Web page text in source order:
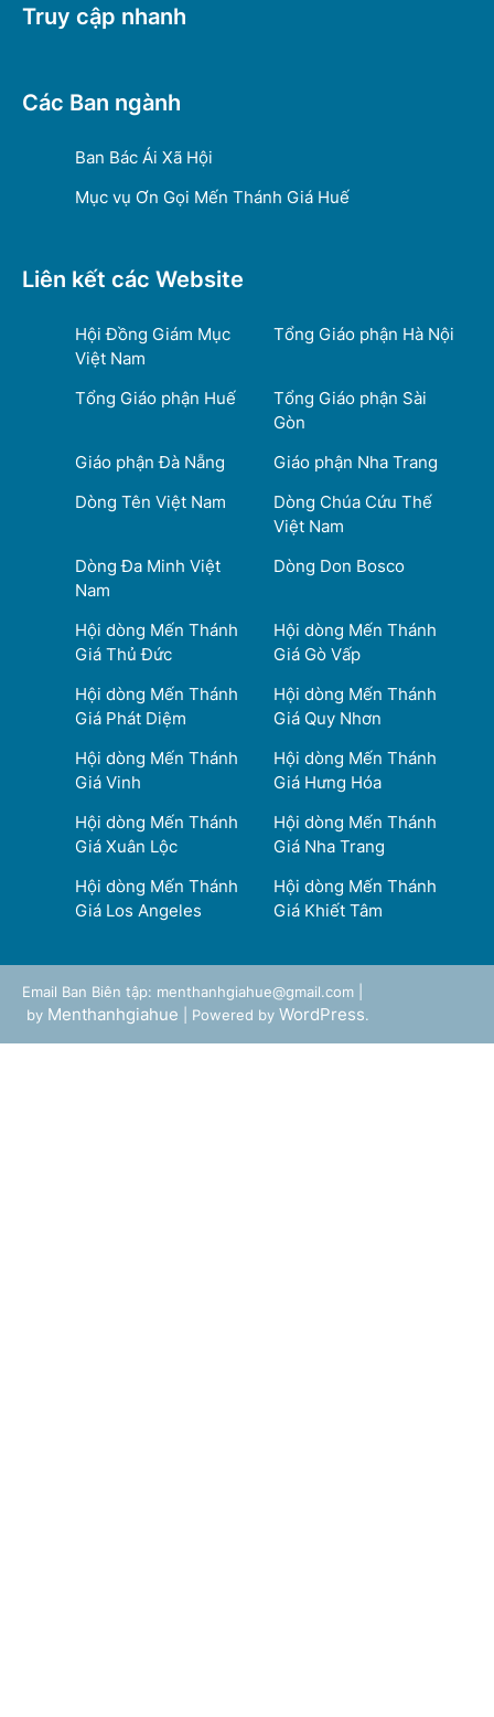
Truy cập nhanh
Các Ban ngành
Ban Bác Ái Xã Hội
Mục vụ Ơn Gọi Mến Thánh Giá Huế
Liên kết các Website
Hội Đồng Giám Mục
Việt Nam
Tổng Giáo phận Hà Nội
Tổng Giáo phận Huế
Tổng Giáo phận Sài
Gòn
Giáo phận Đà Nẵng
Giáo phận Nha Trang
Dòng Tên Việt Nam
Dòng Chúa Cứu Thế
Việt Nam
Dòng Đa Minh Việt
Nam
Dòng Don Bosco
Hội dòng Mến Thánh
Giá Thủ Đức
Hội dòng Mến Thánh
Giá Gò Vấp
Hội dòng Mến Thánh
Giá Phát Diệm
Hội dòng Mến Thánh
Giá Quy Nhơn
Hội dòng Mến Thánh
Giá Vinh
Hội dòng Mến Thánh
Giá Hưng Hóa
Hội dòng Mến Thánh
Giá Xuân Lộc
Hội dòng Mến Thánh
Giá Nha Trang
Hội dòng Mến Thánh
Giá Los Angeles
Hội dòng Mến Thánh
Giá Khiết Tâm
Email Ban Biên tập: menthanhgiahue@gmail.com |
by Menthanhgiahue | Powered by WordPress.